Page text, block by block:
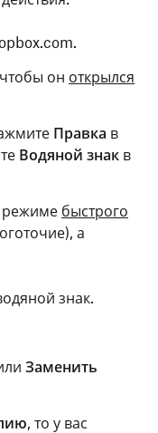
он открылся
Правка в
Водяной знак в
режиме быстрого
а
знак.
Заменить
, то у вас